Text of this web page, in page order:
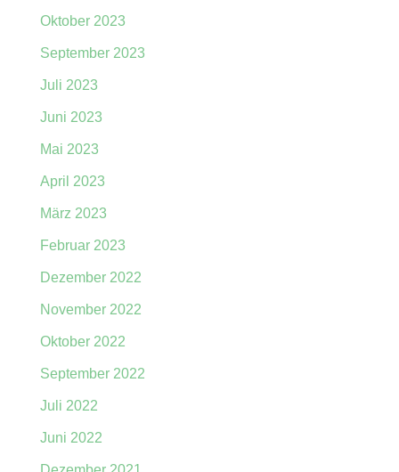
Oktober 2023
September 2023
Juli 2023
Juni 2023
Mai 2023
April 2023
März 2023
Februar 2023
Dezember 2022
November 2022
Oktober 2022
September 2022
Juli 2022
Juni 2022